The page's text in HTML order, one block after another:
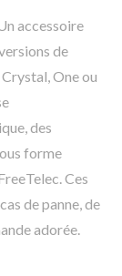
accessoire
de
One ou
des
forme
Ces
de panne, de
adorée.